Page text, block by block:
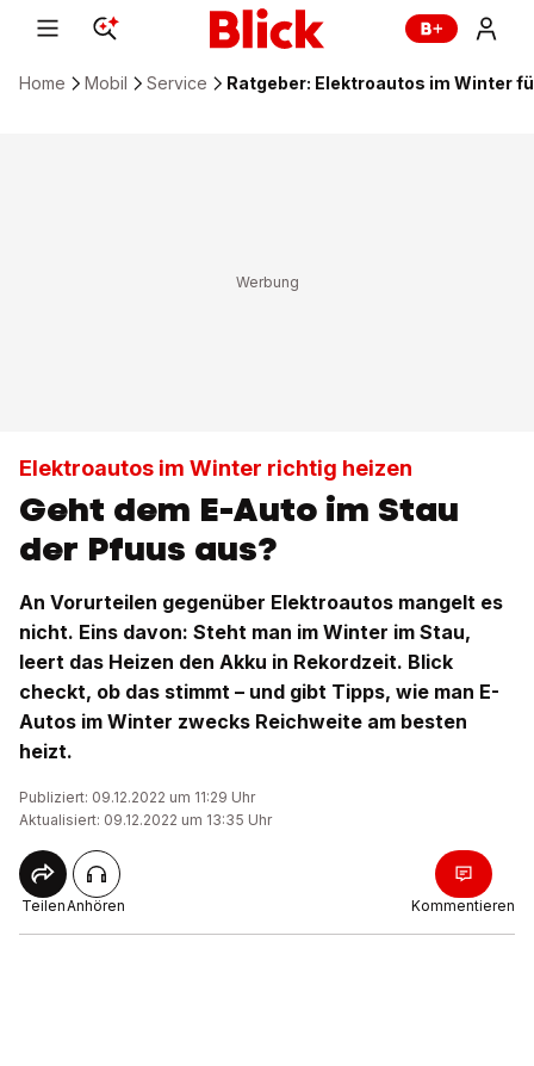
Home Mobil Service Ratgeber: Elektroautos im Winter
Elektroautos im Winter richtig heizen
Geht dem E-Auto im Stau
der Pfuus aus?
An Vorurteilen gegenüber Elektroautos mangelt es
nicht. Eins davon: Steht man im Winter im Stau,
leert das Heizen den Akku in Rekordzeit. Blick
checkt, ob das stimmt – und gibt Tipps, wie man E-
Autos im Winter zwecks Reichweite am besten
heizt.
Publiziert: 09.12.2022 um 11:29 Uhr
Aktualisiert: 09.12.2022 um 13:35 Uhr
TeilenAnhören Kommentieren